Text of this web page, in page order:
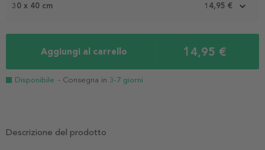
30 x 40 cm 14,95 €
Aggiungi al carrello 14,95 €
Disponibile - Consegna in 3-7 giorni
Descrizione del prodotto